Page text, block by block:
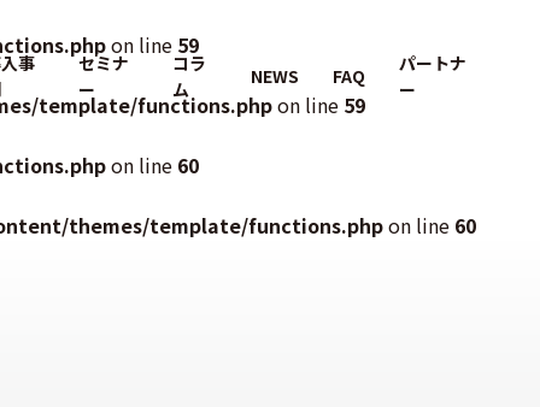
on line 59
template/functions.phpon line 59
on line 60
themes/template/functions.phpon line 60
事
セミナ
ー
コラ
ム
NEWS FAQ
パートナ
ー